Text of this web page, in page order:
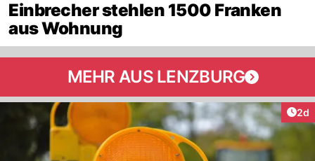
Einbrecher stehlen 1500 Franken
aus Wohnung
MEHR AUS LENZBURG
2d